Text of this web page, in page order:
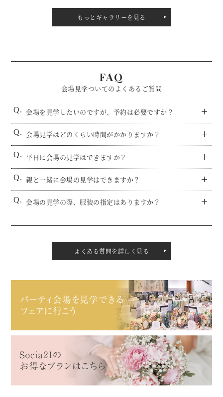
もっとギャラリーを見る
FAQ
会場見学ついてのよくあるご質問
会場を見学したいのですが、予約は必要ですか？
会場見学はどのくらい時間がかかりますか？
平日に会場の見学はできますか？
親と一緒に会場の見学はできますか？
会場の見学の際、服装の指定はありますか？
よくある質問を詳しく見る